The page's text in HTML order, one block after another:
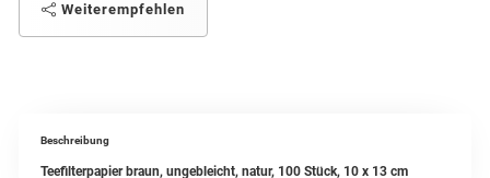
Weiterempfehlen
Beschreibung
Teefilterpapier braun, ungebleicht, natur, 100 Stück, 10 x 13 cm